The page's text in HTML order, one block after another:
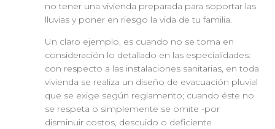
no tener una vivienda preparada para soportar las
lluvias y poner en riesgo la vida de tu familia.
Un claro ejemplo, es cuando no se toma en
consideración lo detallado en las especialidades:
con respecto a las instalaciones sanitarias, en toda
vivienda se realiza un diseño de evacuación pluvial
que se exige según reglamento; cuando éste no
se respeta o simplemente se omite -por
disminuir costos, descuido o deficiente